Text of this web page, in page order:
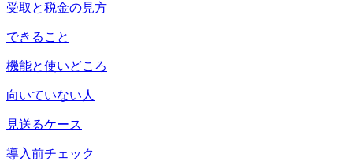
受取と税金の見方
できること
機能と使いどころ
向いていない人
見送るケース
導入前チェック